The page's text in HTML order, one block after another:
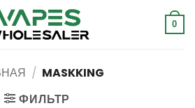
0
/ MASKKING
ФИЛЬТР